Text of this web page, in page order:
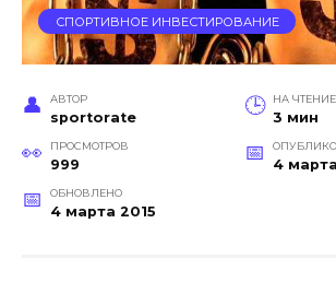
СПОРТИВНОЕ ИНВЕСТИРОВАНИЕ
АВТОР
sportorate
НА ЧТЕНИЕ
3 мин
ПРОСМОТРОВ
999 4
ОБНОВЛЕНО
4 марта 2015